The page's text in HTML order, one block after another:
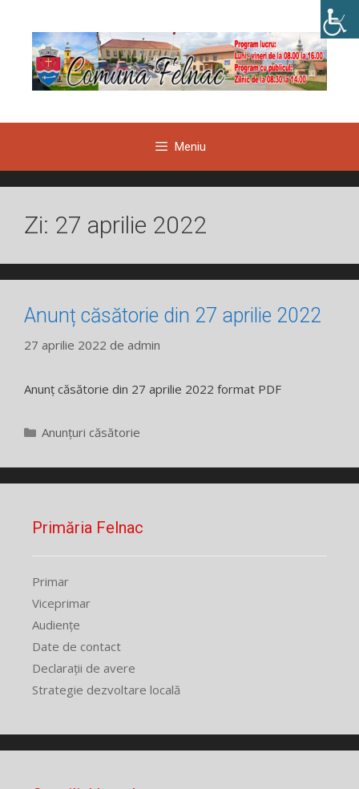
conținut
Meniu
Zi: 27 aprilie 2022
Anunț căsătorie din 27 aprilie 2022
27 aprilie 2022 de admin
Anunț căsătorie din 27 aprilie 2022 format PDF
Categorii
Anunțuri căsătorie
Primăria Felnac
Primar
Viceprimar
Audiențe
Date de contact
Declarații de avere
Strategie dezvoltare locală